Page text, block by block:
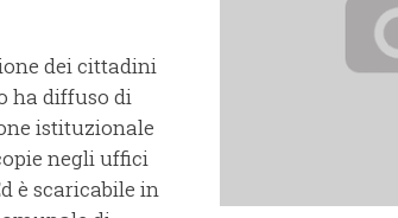
dei cittadini
ha diffuso di
istituzionale
negli uffici
è scaricabile in